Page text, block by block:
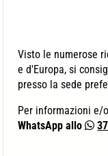
Visto le numerose
e d'Europa, si
presso la sede
Per informazioni
WhatsApp allo